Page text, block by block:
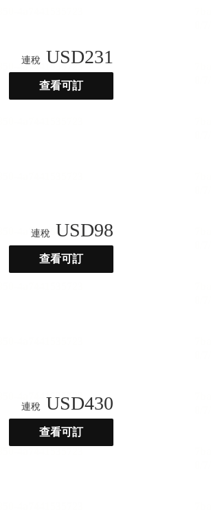
連稅 USD231
查看可訂
連稅 USD98
查看可訂
連稅 USD430
查看可訂